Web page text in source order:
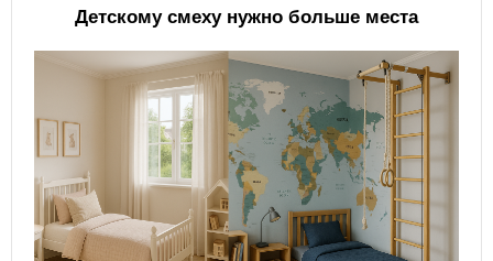
Детскому смеху нужно больше места